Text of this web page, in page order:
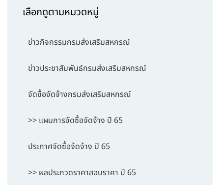
เลือกดูตามหมวดหมู่
ข่าวกิจกรรมกรมส่งเสริมสหกรณ์
ข่าวประชาสัมพันธ์กรมส่งเสริมสหกรณ์
จัดซื้อจัดจ้างกรมส่งเสริมสหกรณ์
>> แผนการจัดซื้อจัดจ้าง ปี 65
ประกาศจัดซื้อจ้ดจ้าง ปี 65
>> ผลประกวดราคาสอบราคา ปี 65